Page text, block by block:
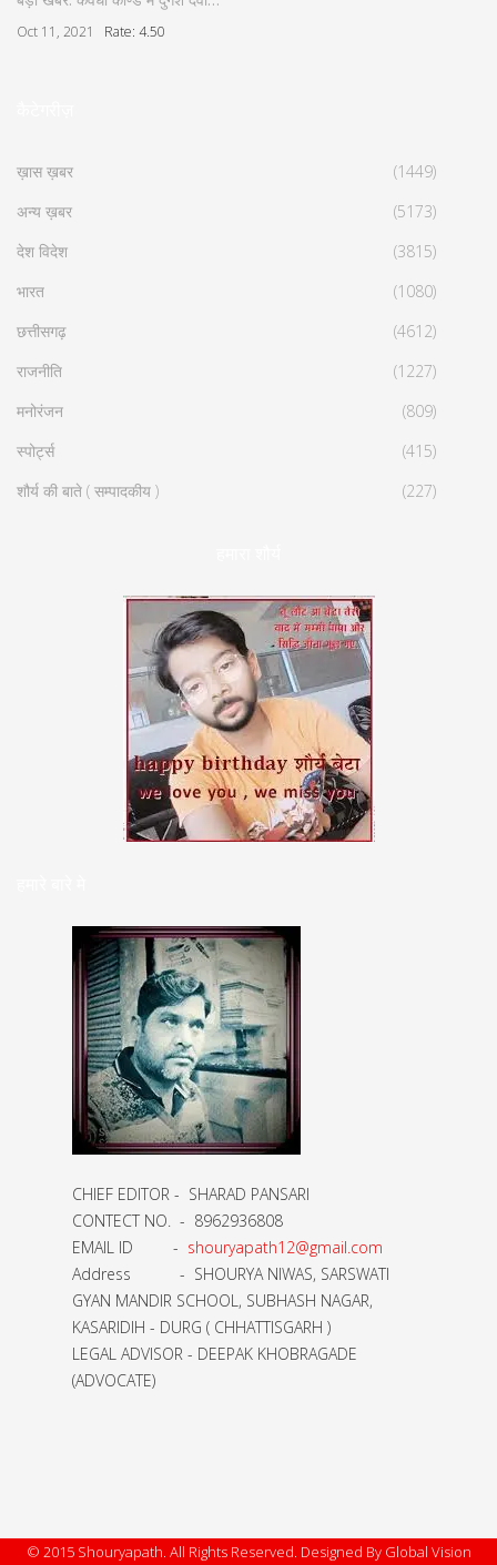
Oct 11, 2021 Rate: 4.50
ख़ास ख़बर
(1449)
अन्य ख़बर
(5173)
देश विदेश
(3815)
भारत
(1080)
छत्तीसगढ़
(4612)
राजनीति
(1227)
मनोरंजन
(809)
स्पोर्ट्स
(415)
शौर्य की बाते ( सम्पादकीय )
(227)
CHIEF EDITOR - SHARAD PANSARI
CONTECT NO. - 8962936808
EMAIL ID - shouryapath12@gmail.com
Address - SHOURYA NIWAS, SARSWATI
GYAN MANDIR SCHOOL, SUBHASH NAGAR,
KASARIDIH - DURG ( CHHATTISGARH )
LEGAL ADVISOR - DEEPAK KHOBRAGADE
(ADVOCATE)
© 2015 Shouryapath. All Rights Reserved. Designed By Global Vision